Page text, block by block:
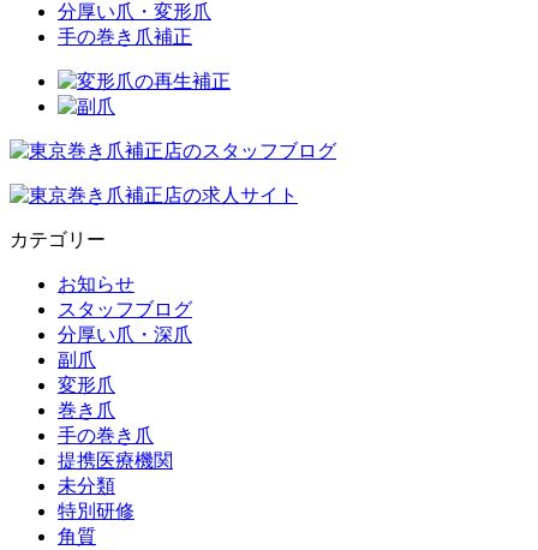
分厚い爪・変形爪
手の巻き爪補正
カテゴリー
お知らせ
スタッフブログ
分厚い爪・深爪
副爪
変形爪
巻き爪
手の巻き爪
提携医療機関
未分類
特別研修
角質